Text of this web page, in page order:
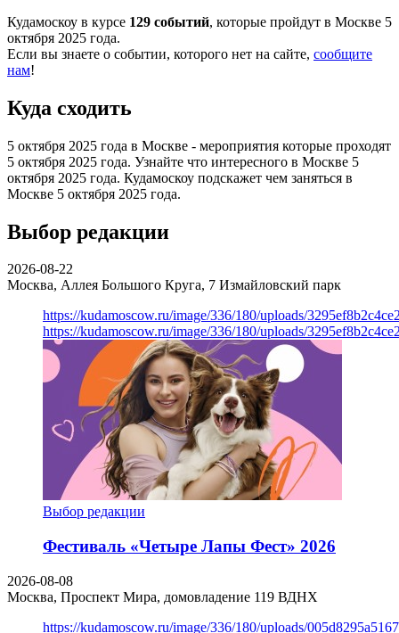
Кудамоскоу в курсе 129 событий, которые пройдут в Москве 5
октября 2025 года.
Если вы знаете о событии, которого нет на сайте, сообщите
нам!
Куда сходить
5 октября 2025 года в Москве - мероприятия которые проходят
5 октября 2025 года. Узнайте что интересного в Москве 5
октября 2025 года. Кудамоскоу подскажет чем заняться в
Москве 5 октября 2025 года.
Выбор редакции
2026-08-22
Москва, Аллея Большого Круга, 7 Измайловский парк
https://kudamoscow.ru/image/336/180/uploads/
https://kudamoscow.ru/image/336/180/uploads/
Выбор редакции
Фестиваль «Четыре Лапы Фест» 2026
2026-08-08
Москва, Проспект Мира, домовладение 119 ВДНХ
https://kudamoscow.ru/image/336/180/uploads/